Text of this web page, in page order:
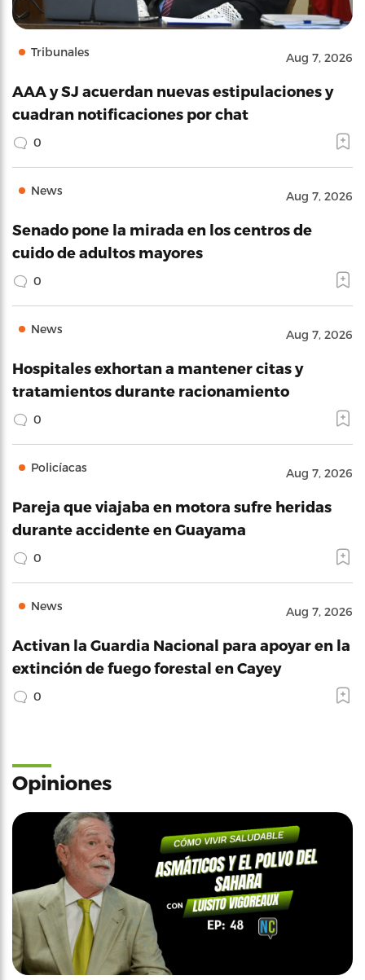
Tribunales Aug 7, 2026
AAA y SJ acuerdan nuevas estipulaciones y
cuadran notificaciones por chat
0
News Aug 7, 2026
Senado pone la mirada en los centros de
cuido de adultos mayores
0
News Aug 7, 2026
Hospitales exhortan a mantener citas y
tratamientos durante racionamiento
0
Policíacas Aug 7, 2026
Pareja que viajaba en motora sufre heridas
durante accidente en Guayama
0
News Aug 7, 2026
Activan la Guardia Nacional para apoyar en la
extinción de fuego forestal en Cayey
0
Opiniones